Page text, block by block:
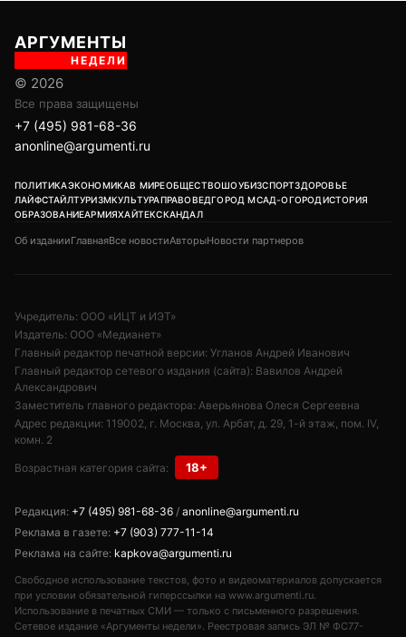
АРГУМЕНТЫ
НЕДЕЛИ
© 2026
Все права защищены
+7 (495) 981-68-36
anonline@argumenti.ru
ПОЛИТИКАЭКОНОМИКАВ МИРЕОБЩЕСТВОШОУБИЗСПОРТЗДОРОВЬЕ
ЛАЙФСТАЙЛТУРИЗМКУЛЬТУРАПРАВОВЕДГОРОД МСАД-ОГОРОДИСТОРИЯ
ОБРАЗОВАНИЕАРМИЯХАЙТЕКСКАНДАЛ
Об изданииГлавнаяВсе новостиАвторыНовости партнеров
Учредитель: ООО «ИЦТ и ИЭТ»
Издатель: ООО «Медианет»
Главный редактор печатной версии: Угланов Андрей Иванович
Главный редактор сетевого издания (сайта): Вавилов Андрей
Александрович
Заместитель главного редактора: Аверьянова Олеся Сергеевна
Адрес редакции: 119002, г. Москва, ул. Арбат, д. 29, 1-й этаж, пом. IV,
комн. 2
Возрастная категория сайта: 18+
Редакция: +7 (495) 981-68-36 / anonline@argumenti.ru
Реклама в газете: +7 (903) 777-11-14
Реклама на сайте: kapkova@argumenti.ru
Свободное использование текстов, фото и видеоматериалов допускается
при условии обязательной гиперссылки на www.argumenti.ru.
Использование в печатных СМИ — только с письменного разрешения.
Сетевое издание «Аргументы недели». Реестровая запись ЭЛ № ФС77-